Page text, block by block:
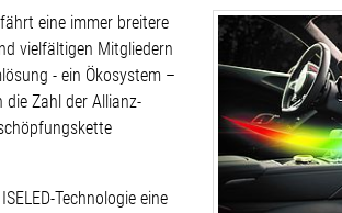
eine immer breitere
vielfältigen Mitgliedern
- ein Ökosystem –
Zahl der Allianz-
Technologie eine